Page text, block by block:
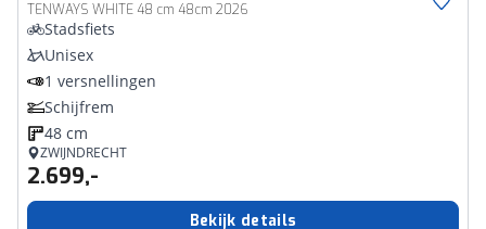
TENWAYS WHITE 48 cm 48cm 2026
Stadsfiets
Unisex
1 versnellingen
Schijfrem
48 cm
ZWIJNDRECHT
2.699,-
Bekijk details